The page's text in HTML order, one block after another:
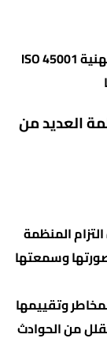
يعتبر اعتماد نظام الأمن والسلامة والصحة المهنية ISO 45001
العديد من
المنظمة
وسمعتها
وتقييمها
يقلل من الحوادث